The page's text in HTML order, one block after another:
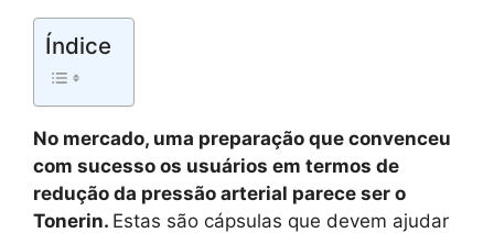
Índice
No mercado, uma preparação que convenceu
com sucesso os usuários em termos de
redução da pressão arterial parece ser o
Tonerin. Estas são cápsulas que devem ajudar